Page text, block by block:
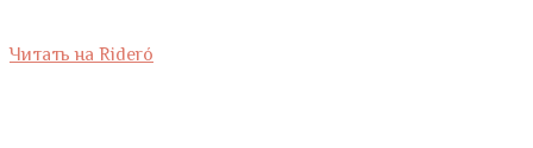
Читать на Rideró